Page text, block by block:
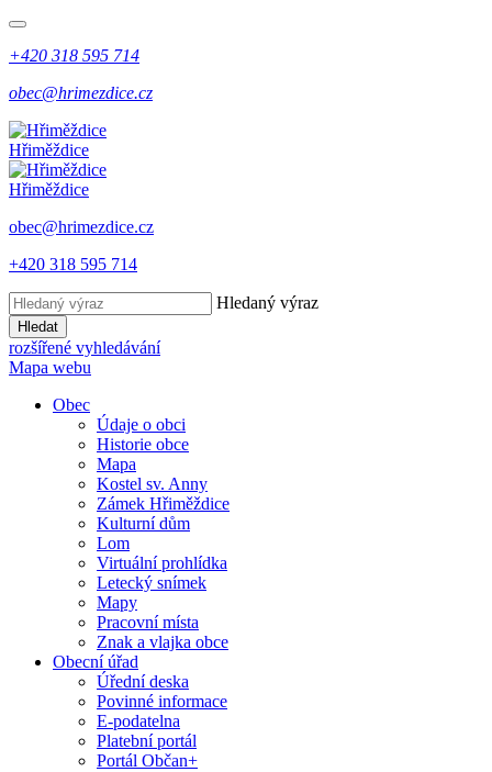
+420 318 595 714
obec@hrimezdice.cz
Hřiměždice
Hřiměždice
obec@hrimezdice.cz
+420 318 595 714
Hledaný výraz
Hledat
rozšířené vyhledávání
Mapa webu
Obec
Údaje o obci
Historie obce
Mapa
Kostel sv. Anny
Zámek Hřiměždice
Kulturní dům
Lom
Virtuální prohlídka
Letecký snímek
Mapy
Pracovní místa
Znak a vlajka obce
Obecní úřad
Úřední deska
Povinné informace
E-podatelna
Platební portál
Portál Občan+